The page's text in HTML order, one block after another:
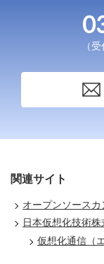
（
関連サイト
オープンソースカ
日本仮想化技術株
仮想化通信（